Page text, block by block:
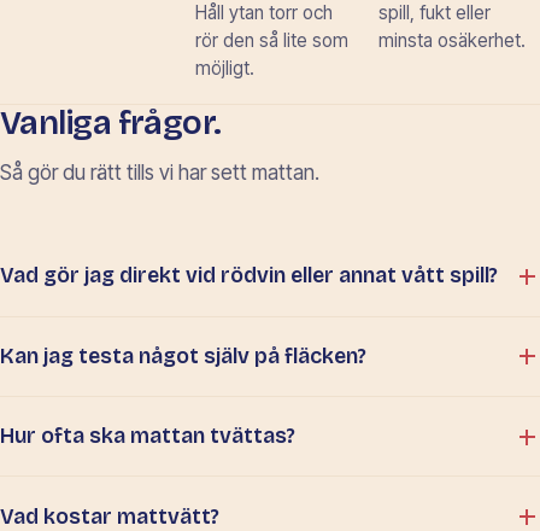
Håll ytan torr och
rör den så lite som
möjligt.
spill, fukt eller
minsta osäkerhet.
Vanliga frågor.
Så gör du rätt tills vi har sett mattan.
Vad gör jag direkt vid rödvin eller annat vått spill?
Kan jag testa något själv på fläcken?
Hur ofta ska mattan tvättas?
Vad kostar mattvätt?